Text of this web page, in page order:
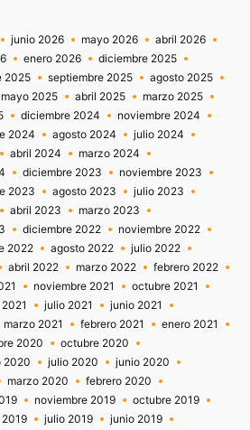
junio 2026 mayo 2026
abril 2026
enero 2026
diciembre 2025
2025 septiembre 2025
agosto 2025
mayo 2025 abril 2025
marzo 2025
diciembre 2024
noviembre 2024
2024 agosto 2024
julio 2024
abril 2024
marzo 2024
diciembre 2023
noviembre 2023
2023 agosto 2023
julio 2023
abril 2023
marzo 2023
diciembre 2022
noviembre 2022
2022 agosto 2022
julio 2022
abril 2022 marzo 2022
febrero 2022
noviembre 2021
octubre 2021
julio 2021
junio 2021
marzo 2021 febrero 2021
enero 2021
2020
octubre 2020
2020 julio 2020
junio 2020
marzo 2020
febrero 2020
noviembre 2019
octubre 2019
julio 2019
junio 2019